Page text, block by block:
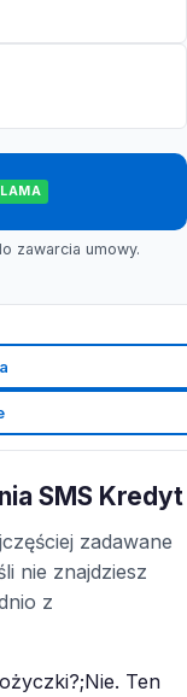
zawarcia umowy.
SMS Kredyt
zadawane
nie znajdziesz
z
Ten